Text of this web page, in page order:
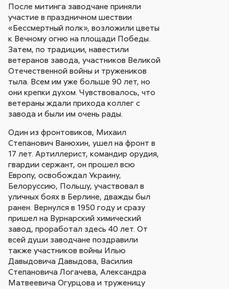
После митинга заводчане приняли
участие в праздничном шествии
«Бессмертный полк», возложили цветы
к Вечному огню на площади Победы.
Затем, по традиции, навестили
ветеранов завода, участников Великой
Отечественной войны и тружеников
тыла. Всем им уже больше 90 лет, но
они крепки духом. Чувствовалось, что
ветераны ждали прихода коллег с
завода и были им очень рады.
Один из фронтовиков, Михаил
Степанович Ванюхин, ушел на фронт в
17 лет. Артиллерист, командир орудия,
гвардии сержант, он прошел всю
Европу, освобождал Украину,
Белоруссию, Польшу, участвовал в
уличных боях в Берлине, дважды был
ранен. Вернулся в 1950 году и сразу
пришел на Вурнарский химический
завод, проработал здесь 40 лет. От
всей души заводчане поздравили
также участников войны Илью
Давыдовича Давыдова, Василия
Степановича Логачева, Александра
Матвеевича Огурцова и труженицу